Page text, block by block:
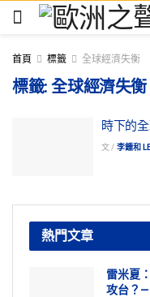
首頁 標籤 全球經濟失衡
標籤:全球經濟失衡
時下的
文 / 李鍾和
熱門文章
雷米夏
攻台？